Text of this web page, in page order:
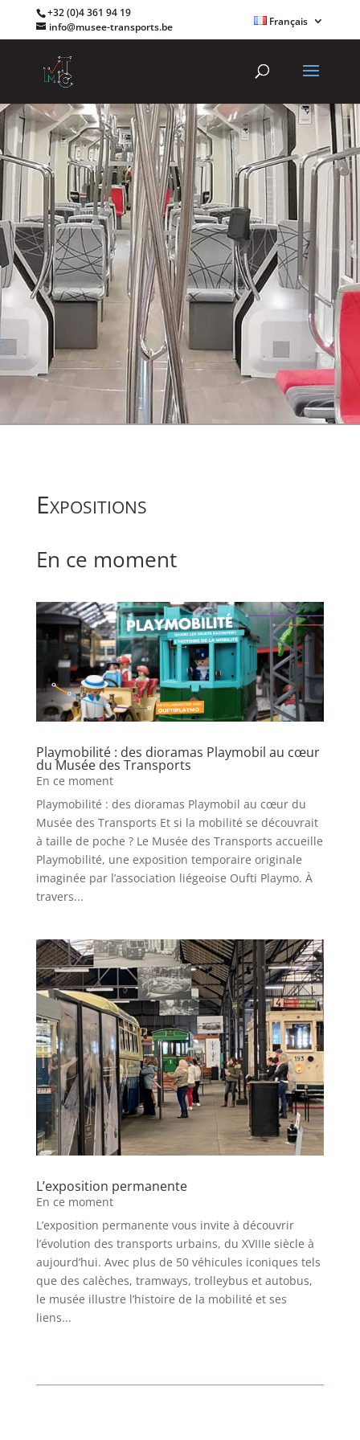
+32 (0)4 361 94 19
info@musee-transports.be
Français
Expositions
En ce moment
Playmobilité : des dioramas Playmobil au cœur
du Musée des Transports
En ce moment
Playmobilité : des dioramas Playmobil au cœur du
Musée des Transports Et si la mobilité se découvrait
à taille de poche ? Le Musée des Transports accueille
Playmobilité, une exposition temporaire originale
imaginée par l’association liégeoise Oufti Playmo. À
travers...
L’exposition permanente
En ce moment
L’exposition permanente vous invite à découvrir
l’évolution des transports urbains, du XVIIIe siècle à
aujourd’hui. Avec plus de 50 véhicules iconiques tels
que des calèches, tramways, trolleybus et autobus,
le musée illustre l’histoire de la mobilité et ses
liens...